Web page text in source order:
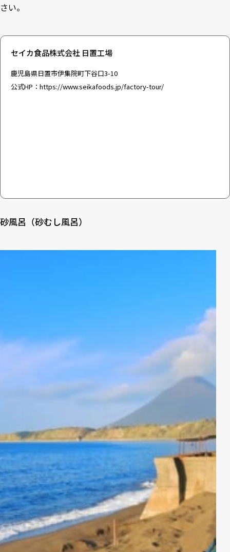
さい。
セイカ食品株式会社 日置工場
鹿児島県日置市伊集院町下谷口3-10
公式HP： https://www.seikafoods.jp/factory-tour/
砂風呂（砂むし風呂）